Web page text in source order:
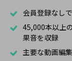
会員登録なし
45,000本以上
果音を収録
主要な動画編